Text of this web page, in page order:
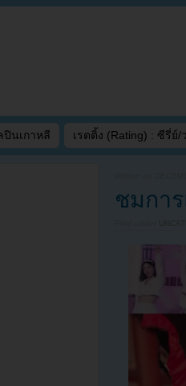
ปินเกาหลี เรตติ้ง (Rating) : ซีรี่ย์/
ชมกา